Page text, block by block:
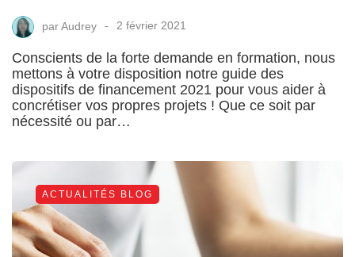
parAudrey 2 février 2021
Conscients de la forte demande en formation, nous
mettons à votre disposition notre guide des
dispositifs de financement 2021 pour vous aider à
concrétiser vos propres projets ! Que ce soit par
nécessité ou par…
ACTUALITÉS BLOG